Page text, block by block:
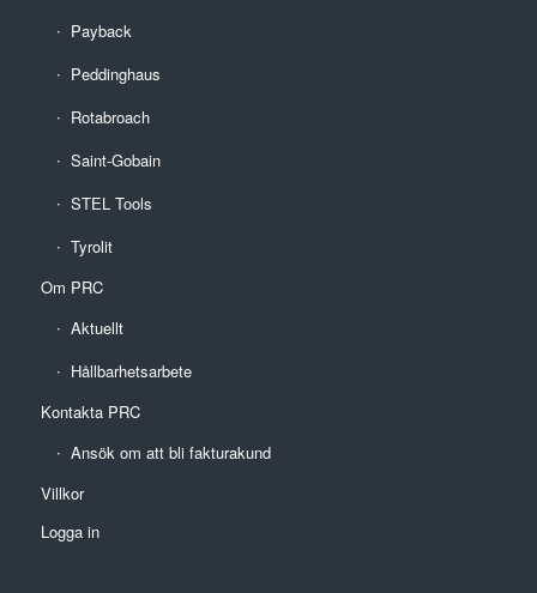
Payback
Peddinghaus
Rotabroach
Saint-Gobain
STEL Tools
Tyrolit
Om PRC
Aktuellt
Hållbarhetsarbete
Kontakta PRC
Ansök om att bli fakturakund
Villkor
Logga in